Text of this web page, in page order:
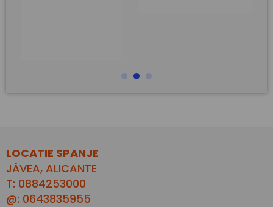
LOCATIE SPANJE
JÁVEA, ALICANTE
T: 0884253000
@: 0643835955